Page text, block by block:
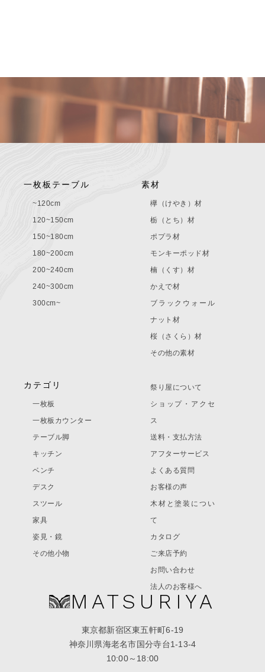
MATSURIYA
東京都新宿区東五軒町6-19
神奈川県海老名市国分寺台1-13-4
10:00～18:00
一枚板テーブル
~120cm
120~150cm
150~180cm
180~200cm
200~240cm
240~300cm
300cm~
素材
欅（けやき）材
栃（とち）材
ポプラ材
モンキーポッド材
楠（くす）材
かえで材
ブラックウォール
ナット材
桜（さくら）材
その他の素材
カテゴリ
一枚板
一枚板カウンター
テーブル脚
キッチン
ベンチ
デスク
スツール
家具
姿見・鏡
その他小物
祭り屋について
ショップ・アクセ
ス
送料・支払方法
アフターサービス
よくある質問
お客様の声
木材と塗装につい
て
カタログ
ご来店予約
お問い合わせ
法人のお客様へ